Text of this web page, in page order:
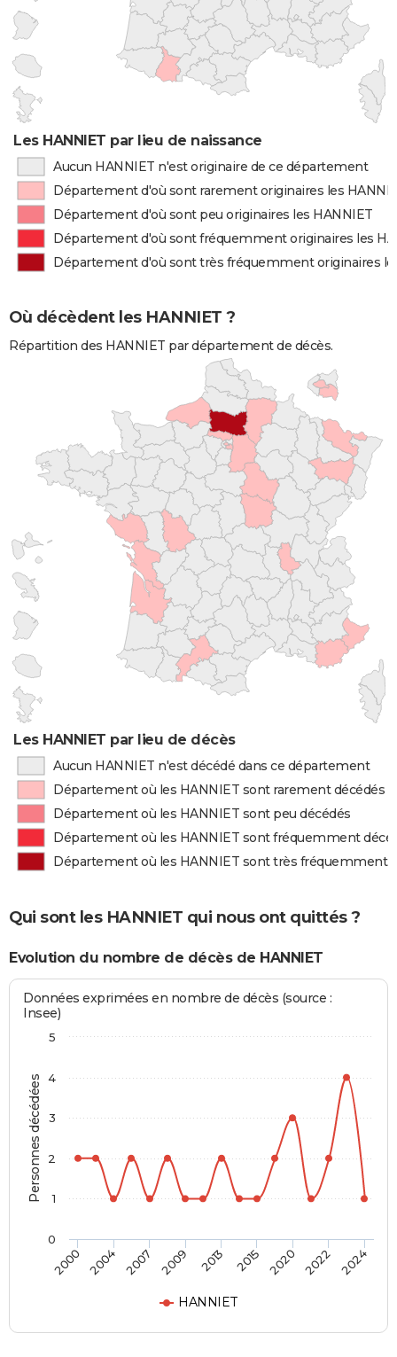
Les HANNIET par lieu de naissance
Aucun HANNIET n'est originaire de ce département
Département d'où sont rarement originaires les
Département d'où sont peu originaires les HANNIET
Département d'où sont fréquemment originaires les
Département d'où sont très fréquemment originaires
Où décèdent les HANNIET ?
Répartition des HANNIET par département de décès.
Les HANNIET par lieu de décès
Aucun HANNIET n'est décédé dans ce département
Département où les HANNIET sont rarement décédés
Département où les HANNIET sont peu décédés
Département où les HANNIET sont fréquemment
Département où les HANNIET sont très fréquemment
Qui sont les HANNIET qui nous ont quittés ?
Evolution du nombre de décès de HANNIET
Personnes décédées
Données exprimées en nombre de décès (source :
Insee)
HANNIET
2000 2004 2007 2009 2013 2015 2020 2022 2024
0
1
2
3
4
5